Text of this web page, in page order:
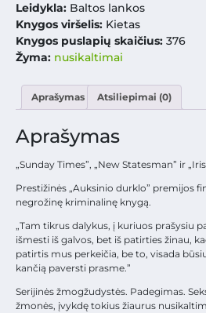
Leidykla: Baltos lankos
Knygos viršelis: Kietas
Knygos puslapių skaičius: 376
Žyma: nusikaltimai
Aprašymas Atsiliepimai (0)
Aprašymas
„Sunday Times”, „New Statesman” ir
Prestižinės „Auksinio durklo” premijos
negrožinę kriminalinę knygą.
„Tam tikrus dalykus, į kuriuos prašysiu
išmesti iš galvos, bet iš patirties žinau,
patirtis mus perkeičia, be to, visada
kančią paversti prasme.”
Serijinės žmogžudystės. Padegimas.
žmonės, įvykdę tokius žiaurus